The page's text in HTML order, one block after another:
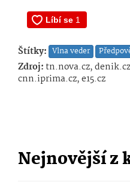
Štítky: Vlna veder
Zdroj:tn.nova.cz,
cnn.iprima.cz, e15.cz
Nejnovější z